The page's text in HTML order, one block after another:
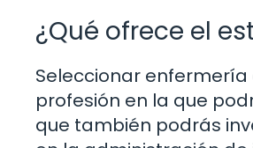
¿Qué ofrece el
Seleccionar
profesión en la que
que también podrás